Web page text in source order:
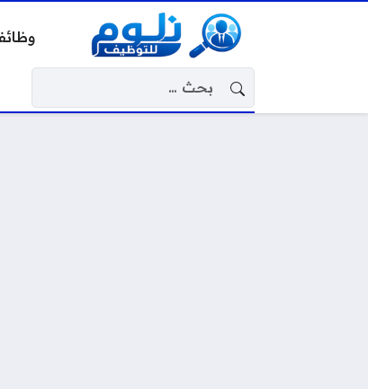
البحث عن: